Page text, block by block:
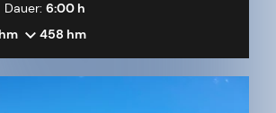
Dauer: 6:00 h
458 hm